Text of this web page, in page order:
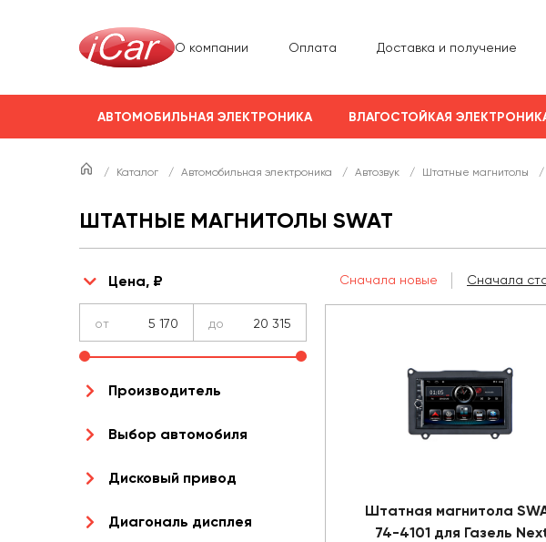
О компании Оплата Доставка и получение
АВТОМОБИЛЬНАЯ ЭЛЕКТРОНИКА ВЛАГОСТОЙКАЯ
/ Каталог / Автомобильная электроника / Автозвук / Штатные магнитолы /
ШТАТНЫЕ МАГНИТОЛЫ SWAT
Цена, ₽
от до
Производитель
Выбор автомобиля
Дисковый привод
Диагональ дисплея
Сначала новые Сначала
Штатная магнитола
74-4101 для Газель